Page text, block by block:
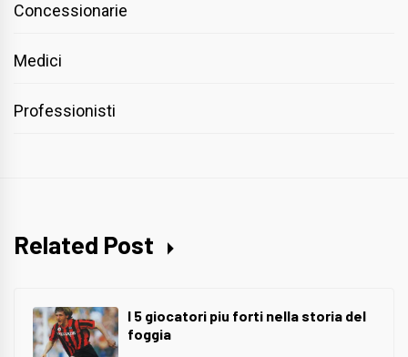
Concessionarie
Medici
Professionisti
Related Post
I 5 giocatori piu forti nella storia del
foggia